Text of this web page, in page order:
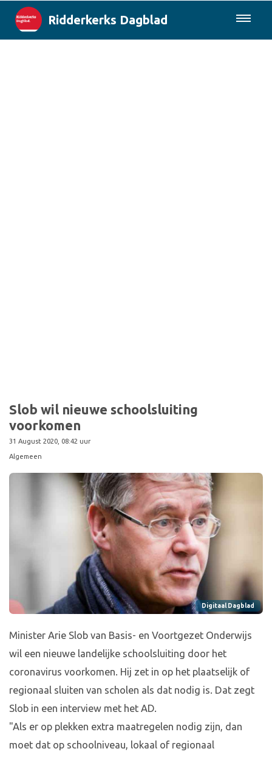
Ridderkerks Dagblad
Slob wil nieuwe schoolsluiting
voorkomen
31 August 2020, 08:42 uur
Algemeen
Digitaal Dagblad
Minister Arie Slob van Basis- en Voortgezet Onderwijs
wil een nieuwe landelijke schoolsluiting door het
coronavirus voorkomen. Hij zet in op het plaatselijk of
regionaal sluiten van scholen als dat nodig is. Dat zegt
Slob in een interview met het AD.
"Als er op plekken extra maatregelen nodig zijn, dan
moet dat op schoolniveau, lokaal of regionaal